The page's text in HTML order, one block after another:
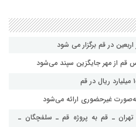
در قم برگزار می شود
از مهر جایگزین سپند می‌شود
تهران ـ قم به پروژه قم ـ سلفچگان ـ